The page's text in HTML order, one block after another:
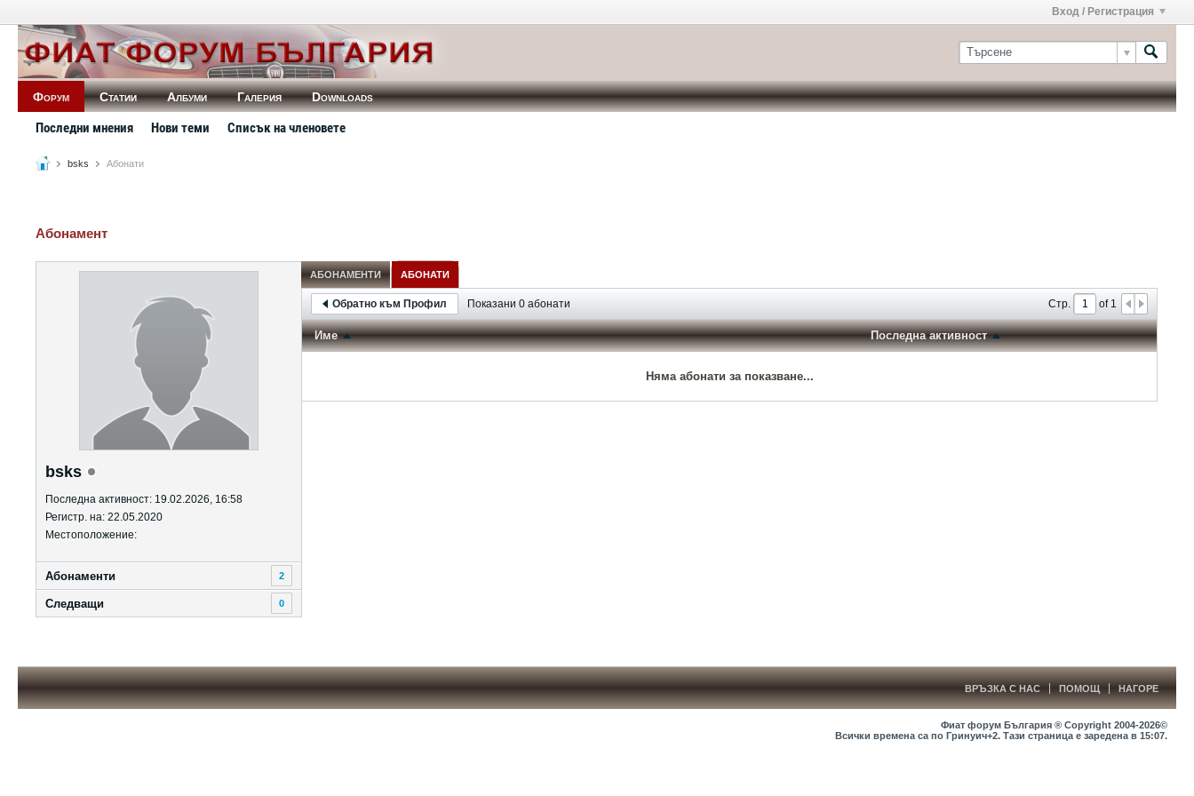
Вход / Регистрация
Форум Статии Албуми Галерия Downloads
Последни мнения Нови теми Списък на членовете
bsks Абонати
Абонамент
bsks
Последна активност: 19.02.2026, 16:58
Регистр. на: 22.05.2020
Местоположение:
Абонаменти 2
Следващи 0
АБОНАМЕНТИ АБОНАТИ
Обратно към Профил Показани 0 абонати Стр. of1
Име Последна активност
Няма абонати за показване...
ВРЪЗКА С НАС ПОМОЩ НАГОРЕ
Фиат форум България ® Copyright 2004-2026©
Всички времена са по Гринуич+2. Тази страница е заредена в 15:07.